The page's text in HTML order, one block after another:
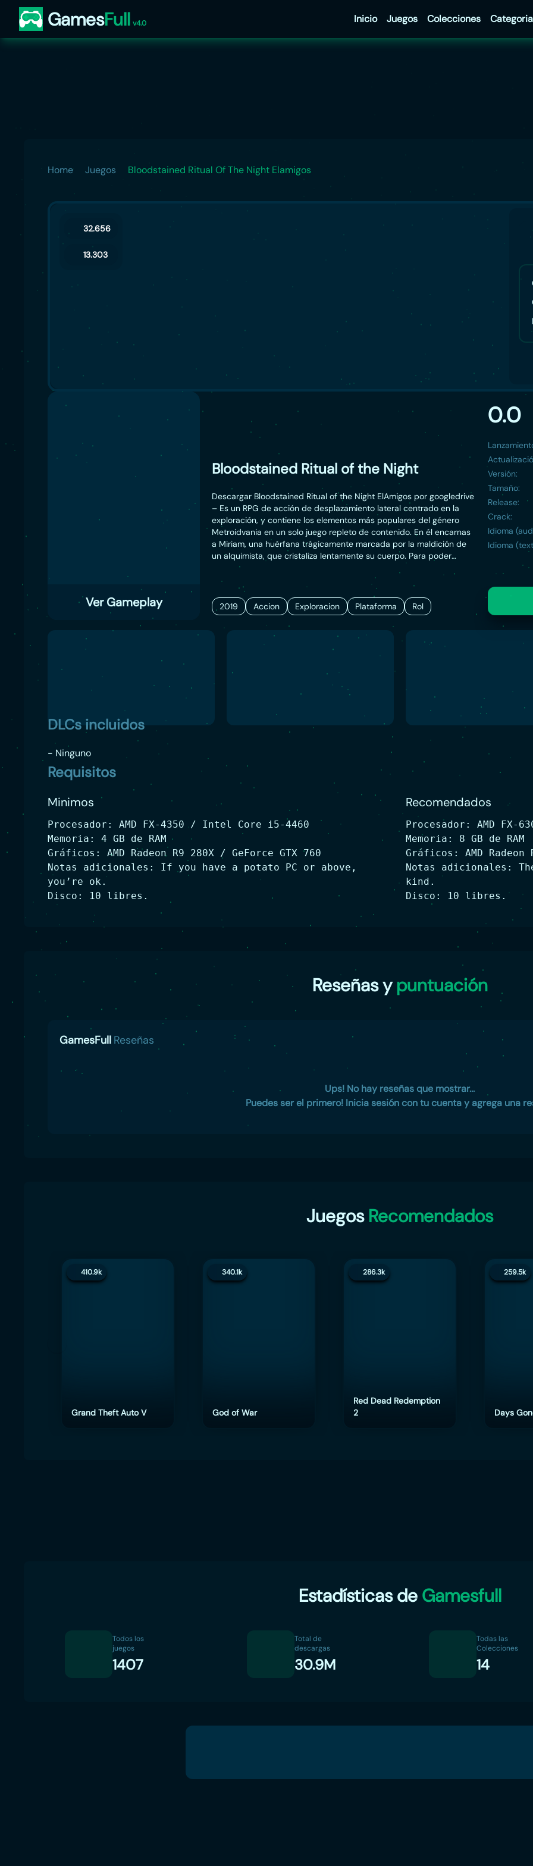
GamesFull v4.0 Inicio Juegos Colecciones
Home Juegos Bloodstained Ritual Of The Night Elamigos
32.656
13.303
Ver Gameplay
Bloodstained Ritual of the Night
Descargar Bloodstained Ritual of the Night ElAmigos por googledrive
– Es un RPG de acción de desplazamiento lateral centrado en la
exploración, y contiene los elementos más populares del género
Metroidvania en un solo juego repleto de contenido. En él encarnas
a Miriam, una huérfana trágicamente marcada por la maldición de
un alquimista, que cristaliza lentamente su cuerpo. Para poder
salvarse a sí misma y a toda la humanidad, debe recorrer luchando
un castillo infestado de demonios invocados por Gebel, su viejo
amigo cuyo cuerpo y mente ya son más cristal que carne.
2019
Accion Exploracion Plataforma Rol
0.0
Versión:
Tamaño:
Release:
Crack:
Idioma
Idioma
DLCs incluidos
- Ninguno
Requisitos
Minimos
Procesador: AMD FX-4350 / Intel Core i5-4460
Memoria: 4 GB de RAM
Gráficos: AMD Radeon R9 280X / GeForce GTX 760
Notas adicionales: If you have a potato PC or above,
you’re ok.
Disco: 10 libres.
Recomendados
Procesador: AMD
Memoria: 8 GB de RAM
Gráficos: AMD Radeon
Notas adicionales:
kind.
Disco: 10 libres.
Reseñas ypuntuación
GamesFull Reseñas
Ups! No hay reseñas que mostrar...
Puedes ser el primero! Inicia sesión con tu cuenta y agrega una
Juegos Recomendados
410.9k
Grand Theft Auto V
340.1k
God of War
286.3k
Red Dead Redemption
2
259.5k
Days
Estadísticas de Gamesfull
Todos los
juegos
1407
Total de
descargas
30.9M
Todas las
Colecciones
14